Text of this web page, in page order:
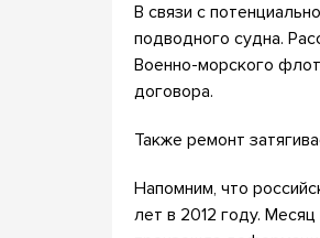
В связи с
подводного судна.
Военно-морского
договора.
Также ремонт
Напомним, что
лет в 2012 году.